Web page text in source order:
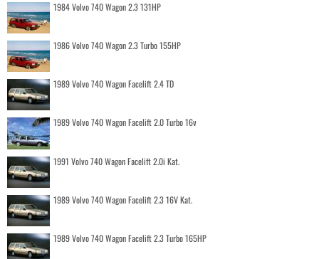
1984 Volvo 740 Wagon 2.3 131HP
1986 Volvo 740 Wagon 2.3 Turbo 155HP
1989 Volvo 740 Wagon Facelift 2.4 TD
1989 Volvo 740 Wagon Facelift 2.0 Turbo 16v
1991 Volvo 740 Wagon Facelift 2.0i Kat.
1989 Volvo 740 Wagon Facelift 2.3 16V Kat.
1989 Volvo 740 Wagon Facelift 2.3 Turbo 165HP